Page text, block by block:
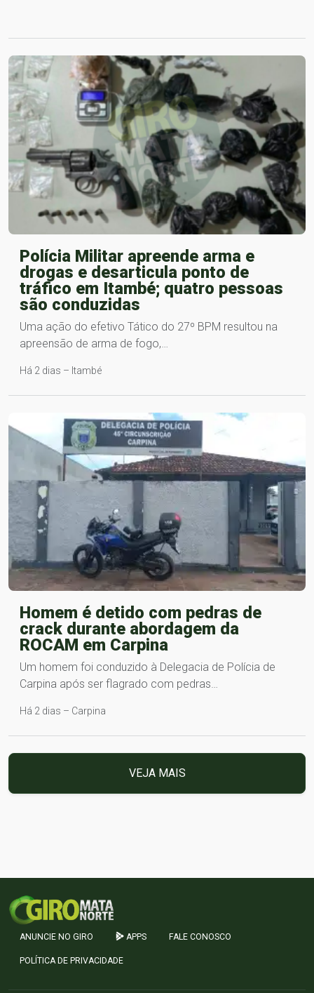
Polícia Militar apreende arma e
drogas e desarticula ponto de
tráfico em Itambé; quatro pessoas
são conduzidas
Uma ação do efetivo Tático do 27º BPM resultou na
apreensão de arma de fogo,…
Há 2 dias – Itambé
Homem é detido com pedras de
crack durante abordagem da
ROCAM em Carpina
Um homem foi conduzido à Delegacia de Polícia de
Carpina após ser flagrado com pedras…
Há 2 dias – Carpina
VEJA MAIS
ANUNCIE NO GIRO APPS FALE CONOSCO
POLÍTICA DE PRIVACIDADE